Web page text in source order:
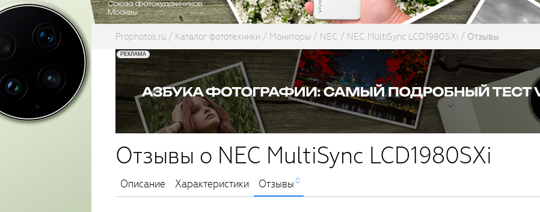
Prophotos.ru Каталог фототехники Мониторы NEC NEC MultiSync LCD1980SXi Отзывы
Отзывы о NEC MultiSync LCD1980SXi
Описание Характеристики Отзывы0